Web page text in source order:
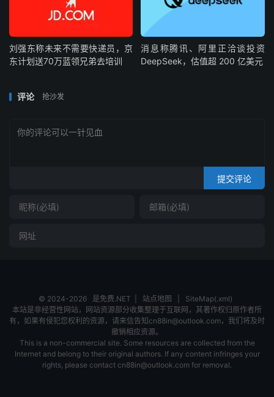
刘强东称未来不需要快递员，京
东计划送70万蓝领兄弟去培训
消息称腾讯、阿里正洽谈投资
DeepSeek，估值超 200 亿美元
评论 抢沙发
提交评论
© 2024-2026 是免费.NET 站点地图
SiteMap(.xml)
本站是非经营性网站，网站资源部分收集整理于互联网，其著作权归原作者所
有，如果有侵犯您权利的资源，请来信告知cn88in@outlook.com，我们将及时
撤销相应资源。
This is a non-commercial site. Some resources are collected from the
Internet and belong to their original authors. If any content infringes your
rights, please contact cn88in@outlook.com for removal.